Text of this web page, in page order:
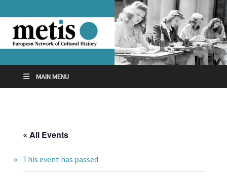
MAIN MENU
« All Events
This event has passed.